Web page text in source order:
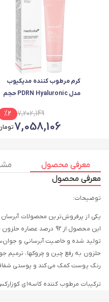
کرم مرطوب کننده مدیکیوب
مدل PDRN Hyaluronic حجم
7,202,149
%2
7,058,106
معرفی محصول
معرفی محصول
توضیحات:
یکی از پرفروش‌ترین محصولات
تولید شده و خاصیت آبرسانی و
حلزون به رفع چین و چروکها،
رنگ پوست کمک می‌کند و پوستی
ترکیبات مرطوب کننده کاسه‌ای